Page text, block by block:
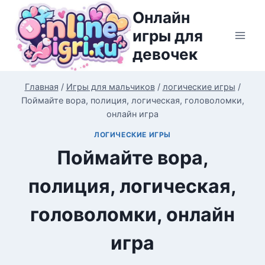
Перейти
содержимому
Онлайн
игры для
девочек
Главная / Игры для мальчиков / логические игры /
Поймайте вора, полиция, логическая, головоломки,
онлайн игра
ЛОГИЧЕСКИЕ ИГРЫ
Поймайте вора,
полиция, логическая,
головоломки, онлайн
игра